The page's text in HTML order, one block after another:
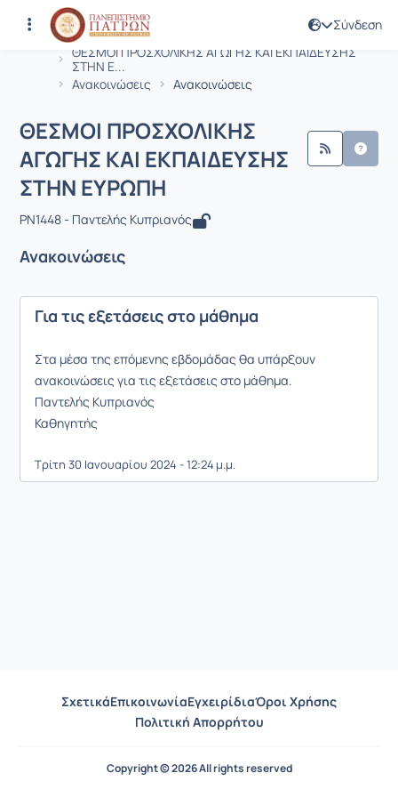
Σύνδεση
Αρχική Σελίδα
ΘΕΣΜΟΙ ΠΡΟΣΧΟΛΙΚΗΣ ΑΓΩΓΗΣ ΚΑΙ ΕΚΠΑΙΔΕΥΣΗΣ
ΣΤΗΝ Ε...
Ανακοινώσεις
Ανακοινώσεις
Μάθημα : ΘΕΣΜΟΙ ΠΡΟΣΧΟΛΙΚΗΣ
Κωδικός : PN1448
ΘΕΣΜΟΙ ΠΡΟΣΧΟΛΙΚΗΣ
ΑΓΩΓΗΣ ΚΑΙ ΕΚΠΑΙΔΕΥΣΗΣ
ΣΤΗΝ ΕΥΡΩΠΗ
PN1448 - Παντελής Κυπριανός
Ανακοινώσεις
Για τις εξετάσεις στο μάθημα
Στα μέσα της επόμενης εβδομάδας θα υπάρξουν
ανακοινώσεις για τις εξετάσεις στο μάθημα.
Παντελής Κυπριανός
Καθηγητής
Τρίτη 30 Ιανουαρίου 2024 - 12:24 μ.μ.
ΣχετικάΕπικοινωνίαΕγχειρίδιαΌροι Χρήσης
Πολιτική Απορρήτου
Copyright © 2026 All rights reserved